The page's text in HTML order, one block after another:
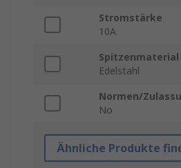
Stromstärke
10A
Spitzenmaterial
Edelstahl
Normen/
No
Ähnliche Produkte